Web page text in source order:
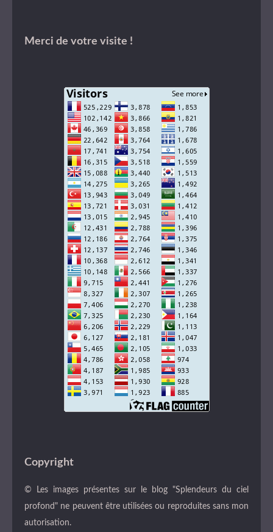
Merci de votre visite !
Copyright
© Les images présentes sur le blog "Splendeurs du ciel
profond" ne peuvent être utilisées ou reproduites sans mon
autorisation.